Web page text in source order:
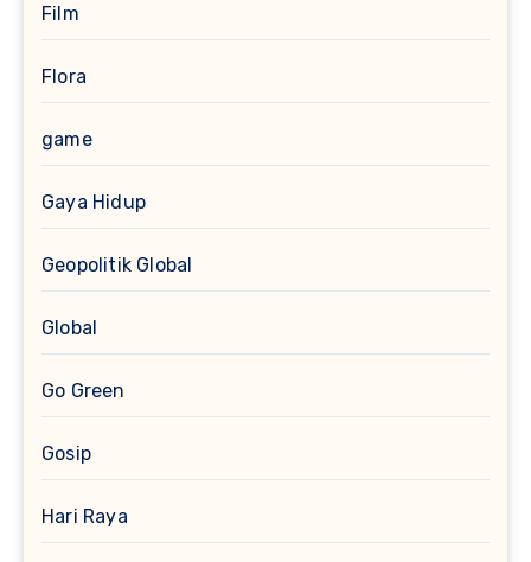
Film
Flora
game
Gaya Hidup
Geopolitik Global
Global
Go Green
Gosip
Hari Raya